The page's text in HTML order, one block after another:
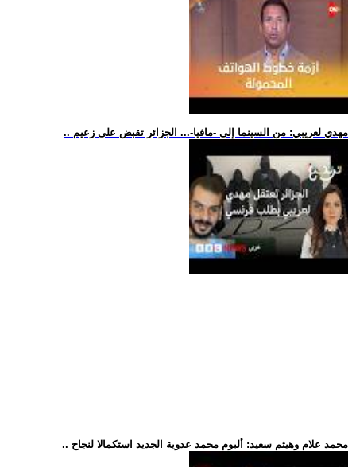
.. مهدي لعريبي: من السينما إلى -مافيا-... الجزائر تقبض على زعيم
.. محمد علام وهيثم سعيد: ألبوم محمد عدوية الجديد استكمالا لنجاح